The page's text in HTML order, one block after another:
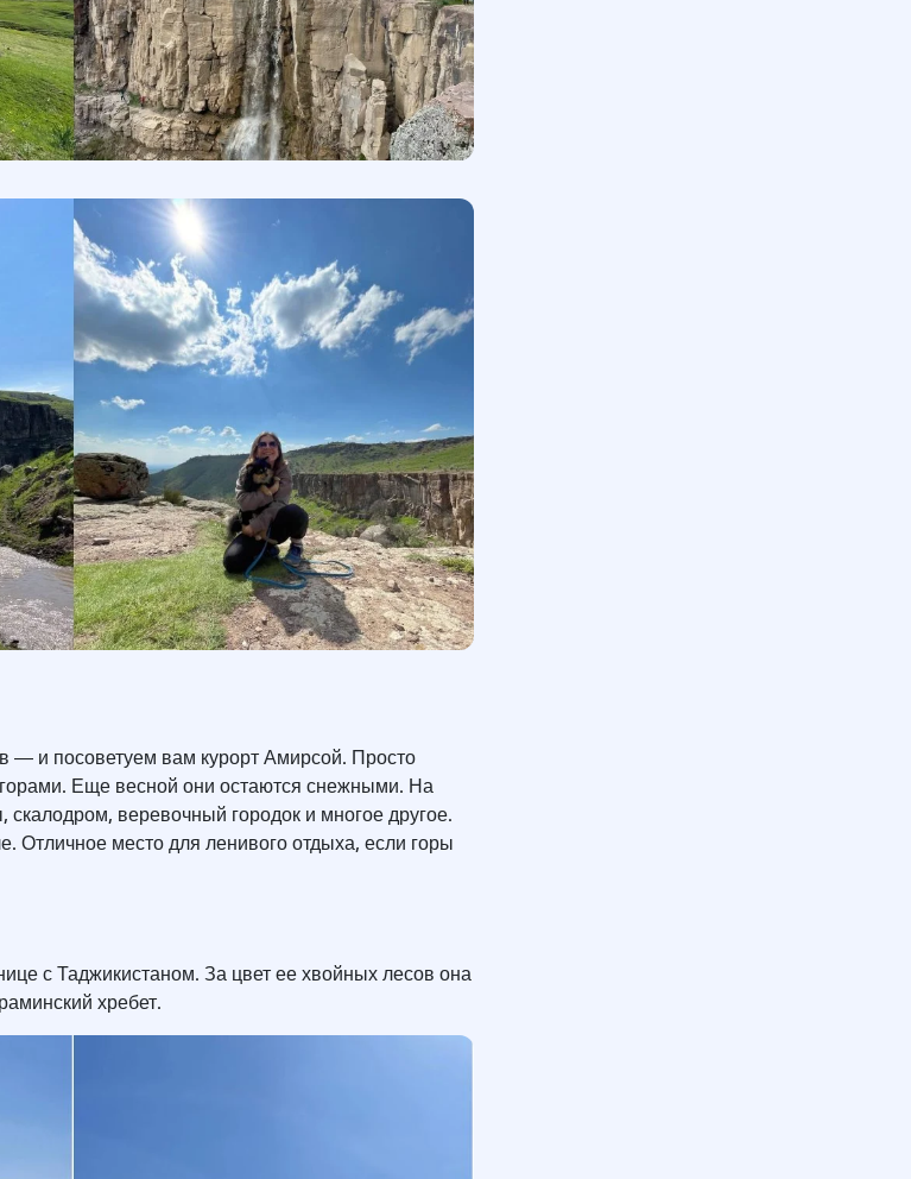
― и посоветуем вам курорт Амирсой. Просто
Еще весной они остаются снежными. На
скалодром, веревочный городок и многое другое.
Отличное место для ленивого отдыха, если горы
с Таджикистаном. За цвет ее хвойных лесов она
хребет.